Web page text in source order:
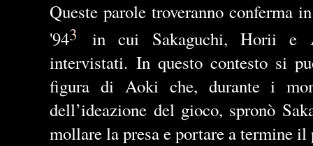
Queste parole troveranno conferma
'943
in cui Sakaguchi, Horii e
intervistati. In questo contesto si
figura di Aoki che, durante i
dell’ideazione del gioco, spronò
mollare la presa e portare a termine il